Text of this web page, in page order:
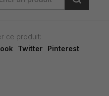
ce produit:
Twitter Pinterest